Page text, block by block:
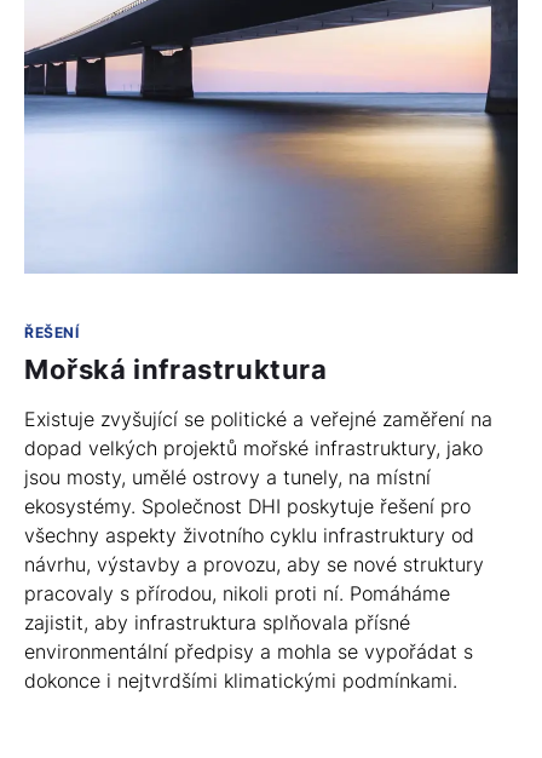
ŘEŠENÍ
Mořská infrastruktura
Existuje zvyšující se politické a veřejné zaměření na
dopad velkých projektů mořské infrastruktury, jako
jsou mosty, umělé ostrovy a tunely, na místní
ekosystémy. Společnost DHI poskytuje řešení pro
všechny aspekty životního cyklu infrastruktury od
návrhu, výstavby a provozu, aby se nové struktury
pracovaly s přírodou, nikoli proti ní. Pomáháme
zajistit, aby infrastruktura splňovala přísné
environmentální předpisy a mohla se vypořádat s
dokonce i nejtvrdšími klimatickými podmínkami.